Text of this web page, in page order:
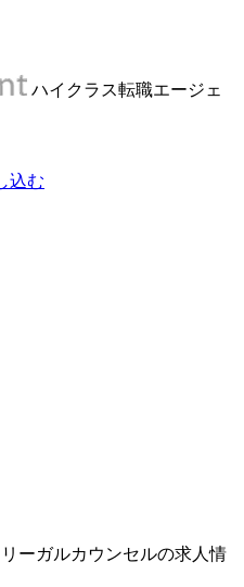
ハイクラス転職エージェ
込む
ーガルカウンセルの求人情